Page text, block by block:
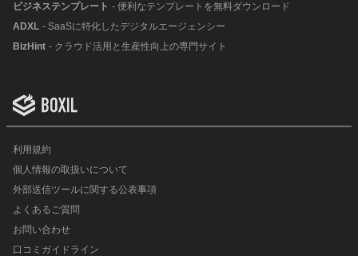
ビジネステンプレート - 便利なテンプレートを無料ダウンロード
ADXL - SaaSに特化したデジタルエージェンシー
BizHint - クラウド活用と生産性向上の専門サイト
利用規約
個人情報の取扱いについて
外部送信ツールに関する公表事項
よくあるご質問
お問い合わせ
口コミガイドライン